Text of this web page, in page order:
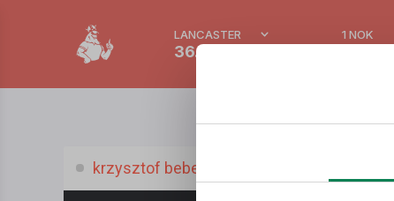
LANCASTER
36.1 °C
1 NOK
krzysztof beben, (44 l.)